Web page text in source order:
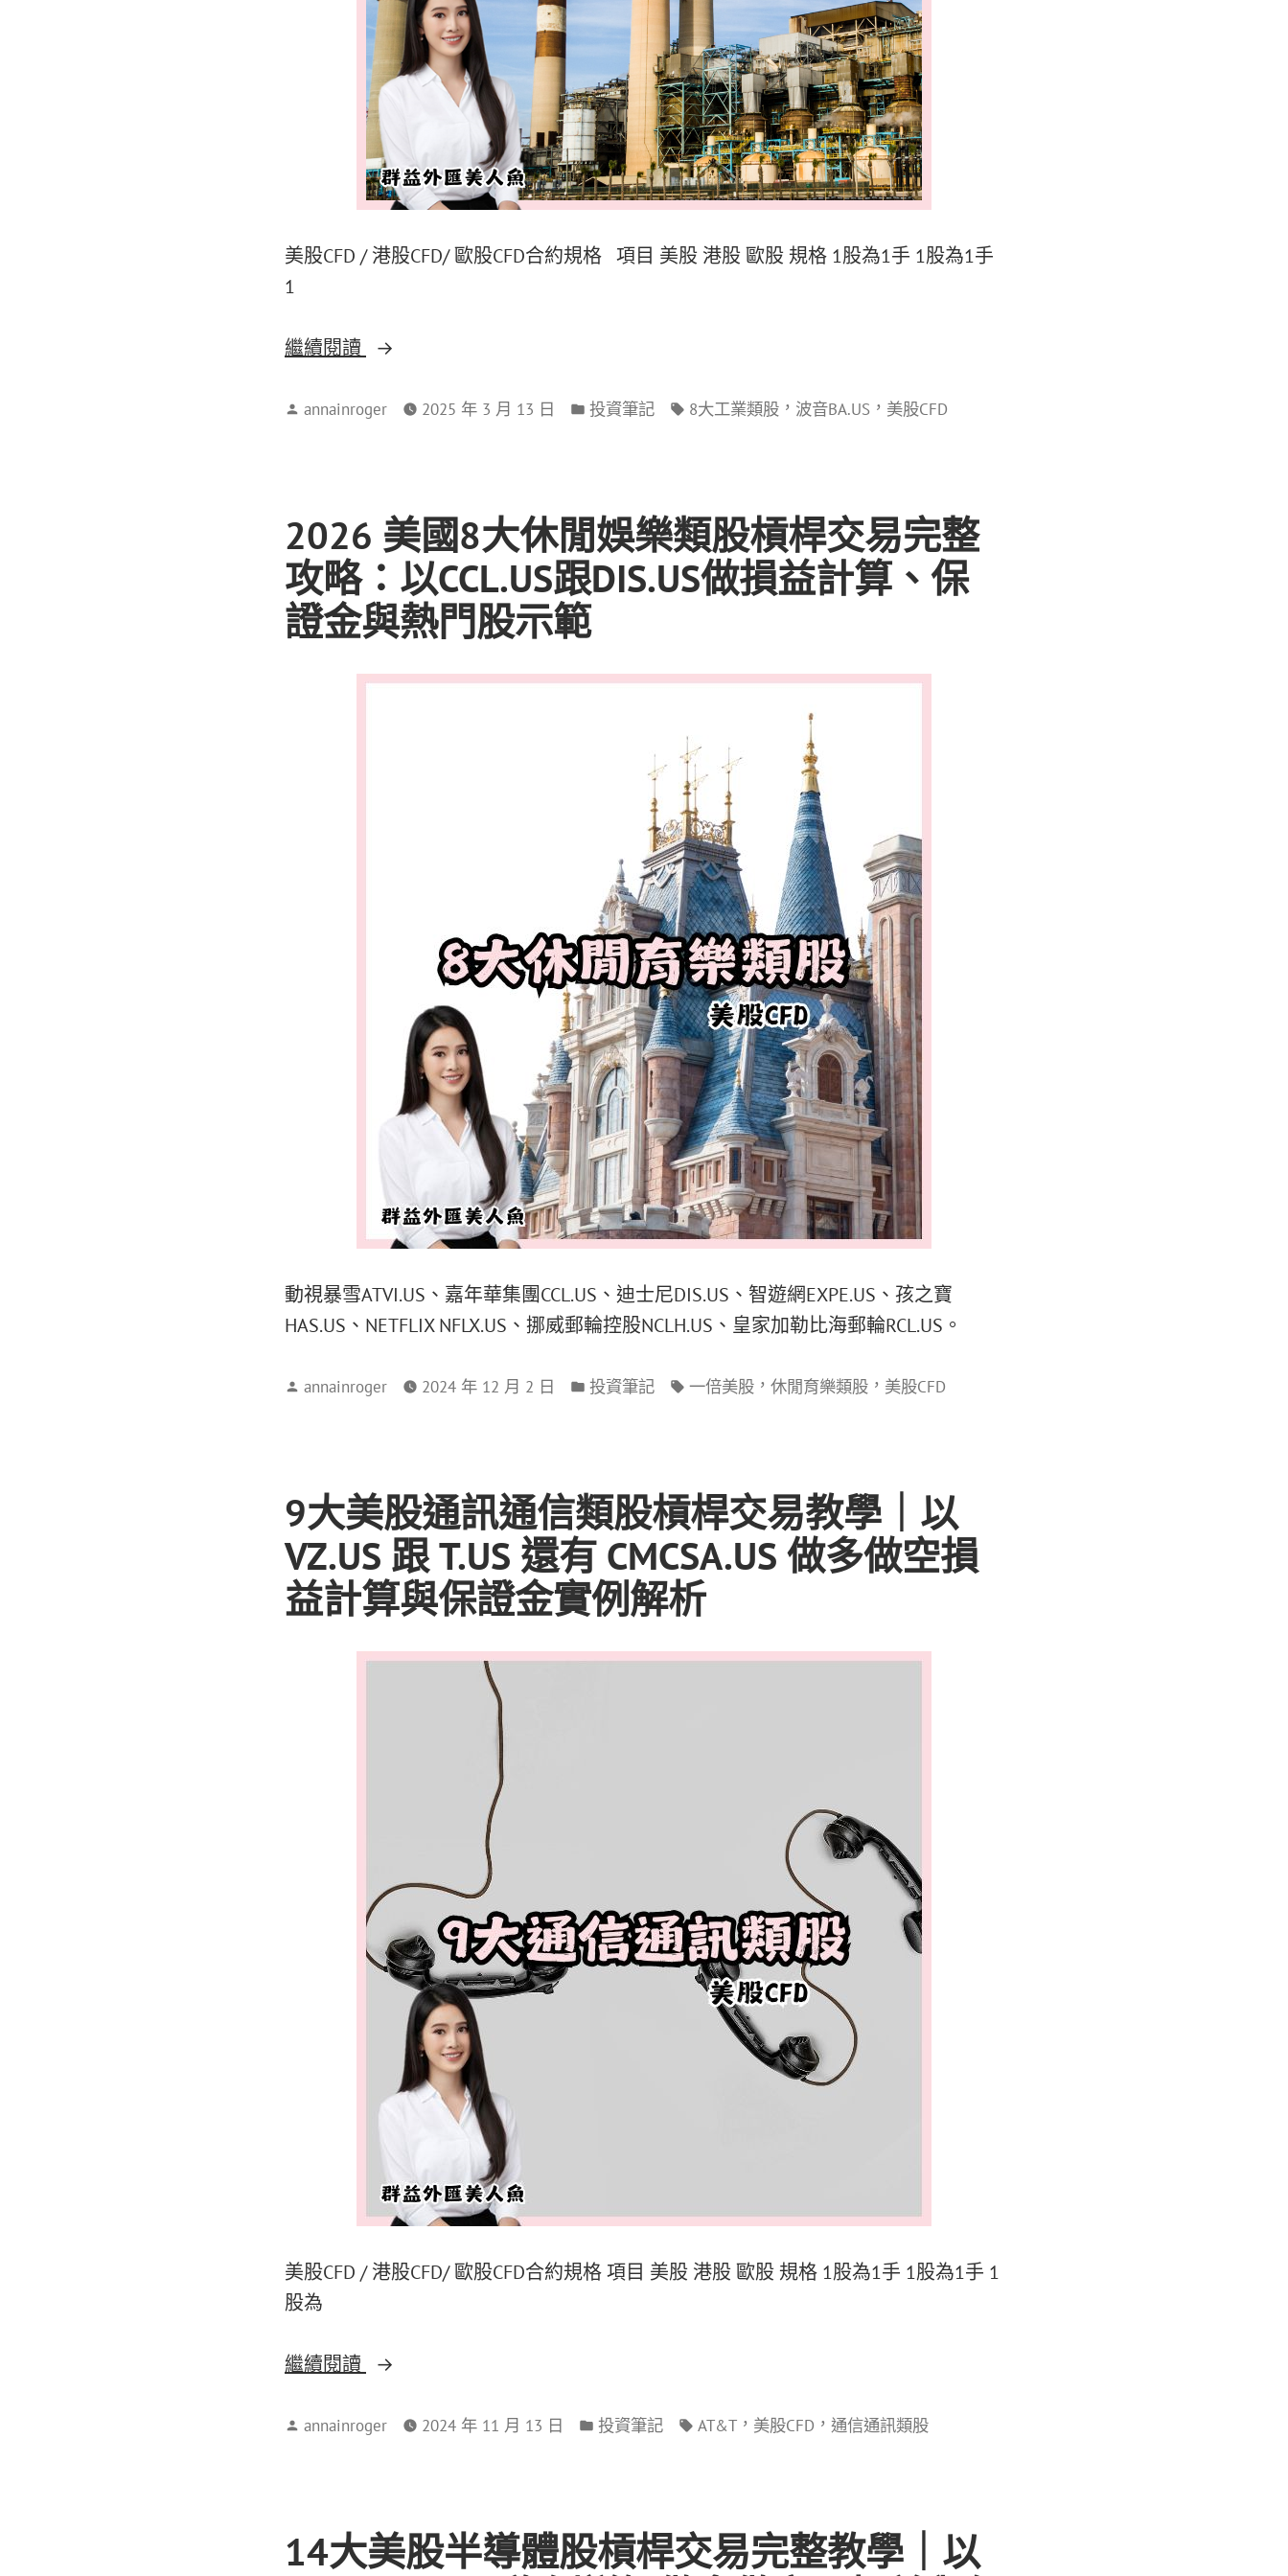
美股CFD / 港股CFD/ 歐股CFD合約規格 項目 美股 港股 歐股 規格 1股為1手 1股為1手
1
繼續閱讀
annainroger 2025 年 3 月 13 日 投資筆記 8大工業類股 ， 波音BA.US ， 美股CFD
2026 美國8大休閒娛樂類股槓桿交易完整
攻略：以CCL.US跟DIS.US做損益計算、保
證金與熱門股示範
動視暴雪ATVI.US、嘉年華集團CCL.US、迪士尼DIS.US、智遊網EXPE.US、孩之寶
HAS.US、NETFLIX NFLX.US、挪威郵輪控股NCLH.US、皇家加勒比海郵輪RCL.US。
annainroger 2024 年 12 月 2 日 投資筆記 一倍美股 ， 休閒育樂類股 ， 美股CFD
9大美股通訊通信類股槓桿交易教學｜以
VZ.US 跟 T.US 還有 CMCSA.US 做多做空損
益計算與保證金實例解析
美股CFD / 港股CFD/ 歐股CFD合約規格 項目 美股 港股 歐股 規格 1股為1手 1股為1手 1
股為
繼續閱讀
annainroger 2024 年 11 月 13 日 投資筆記 AT&T ， 美股CFD ， 通信通訊類股
14大美股半導體股槓桿交易完整教學｜以